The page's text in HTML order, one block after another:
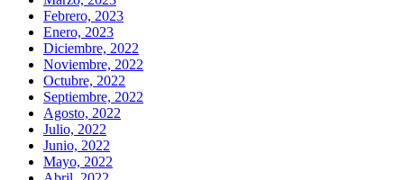
Febrero, 2023
Enero, 2023
Diciembre, 2022
Noviembre, 2022
Octubre, 2022
Septiembre, 2022
Agosto, 2022
Julio, 2022
Junio, 2022
Mayo, 2022